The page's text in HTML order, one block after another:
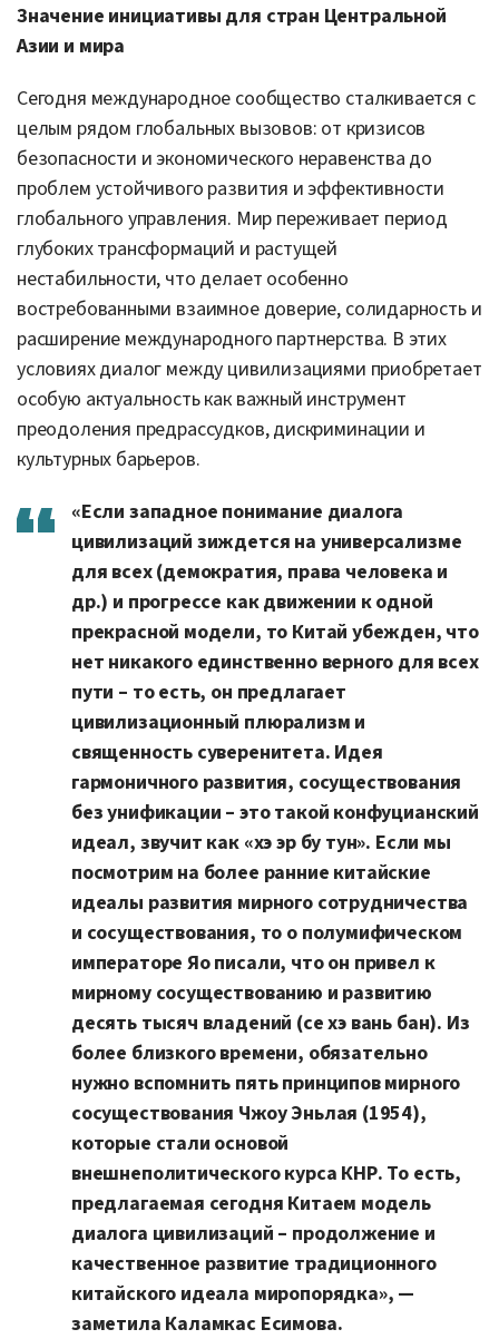
Значение инициативы для стран Центральной
Азии и мира
Сегодня международное сообщество сталкивается с
целым рядом глобальных вызовов: от кризисов
безопасности и экономического неравенства до
проблем устойчивого развития и эффективности
глобального управления. Мир переживает период
глубоких трансформаций и растущей
нестабильности, что делает особенно
востребованными взаимное доверие, солидарность и
расширение международного партнерства. В этих
условиях диалог между цивилизациями приобретает
особую актуальность как важный инструмент
преодоления предрассудков, дискриминации и
культурных барьеров.
«Если западное понимание диалога
цивилизаций зиждется на универсализме
для всех (демократия, права человека и
др.) и прогрессе как движении к одной
прекрасной модели, то Китай убежден, что
нет никакого единственно верного для всех
пути – то есть, он предлагает
цивилизационный плюрализм и
священность суверенитета. Идея
гармоничного развития, сосуществования
без унификации – это такой конфуцианский
идеал, звучит как «хэ эр бу тун». Если мы
посмотрим на более ранние китайские
идеалы развития мирного сотрудничества
и сосуществования, то о полумифическом
императоре Яо писали, что он привел к
мирному сосуществованию и развитию
десять тысяч владений (се хэ вань бан). Из
более близкого времени, обязательно
нужно вспомнить пять принципов мирного
сосуществования Чжоу Эньлая (1954),
которые стали основой
внешнеполитического курса КНР. То есть,
предлагаемая сегодня Китаем модель
диалога цивилизаций – продолжение и
качественное развитие традиционного
китайского идеала миропорядка», —
заметила Каламкас Есимова.